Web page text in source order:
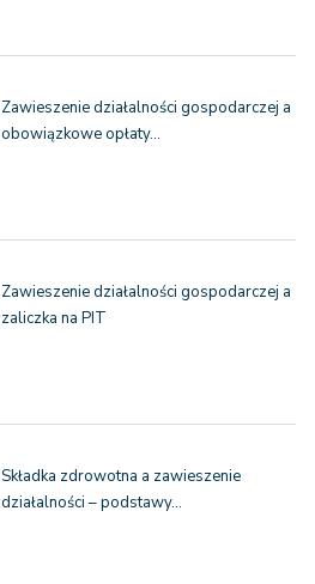
Zawieszenie działalności gospodarczej a
obowiązkowe opłaty…
Zawieszenie działalności gospodarczej a
zaliczka na PIT
Składka zdrowotna a zawieszenie
działalności – podstawy…